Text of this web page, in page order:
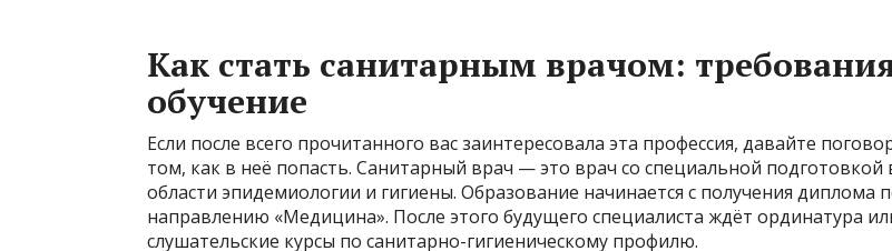
Как стать санитарным врачом:
обучение
Если после всего прочитанного вас заинтересовала эта профессия, давайте
том, как в неё попасть. Санитарный врач — это врач со специальной подготовкой
области эпидемиологии и гигиены. Образование начинается с получения диплома
направлению «Медицина». После этого будущего специалиста ждёт ординатура
слушательские курсы по санитарно-гигиеническому профилю.